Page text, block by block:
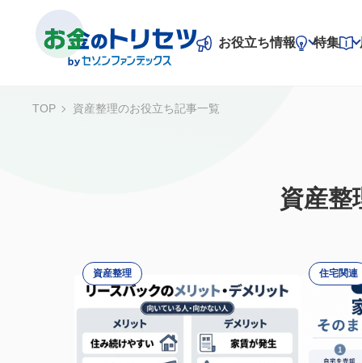
お役立ち情報
不動産投資
特集
TOP 資産整理のお役立ち記事一覧
資産整
資産整理 住宅関連